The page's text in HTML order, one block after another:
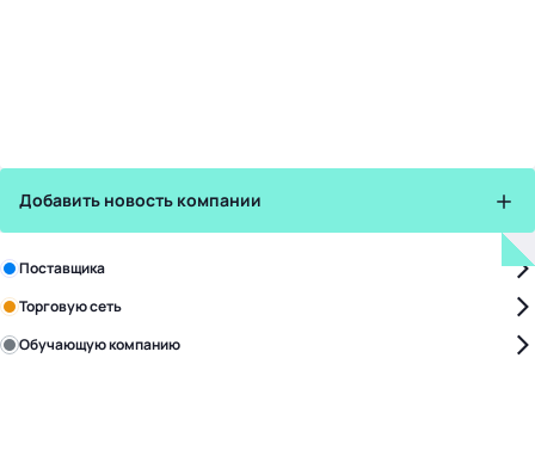
Добавить новость компании
Зарегистрируйте в бизнес-центре:
Поставщика
Торговую сеть
Обучающую компанию